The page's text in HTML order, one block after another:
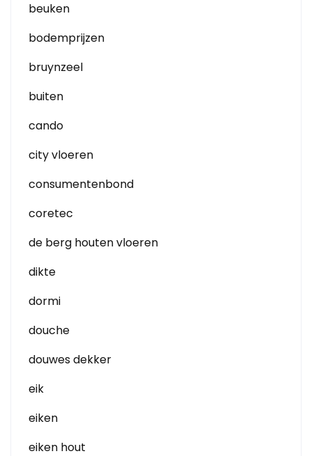
beuken
bodemprijzen
bruynzeel
buiten
cando
city vloeren
consumentenbond
coretec
de berg houten vloeren
dikte
dormi
douche
douwes dekker
eik
eiken
eiken hout